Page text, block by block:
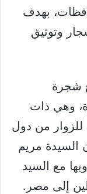
بهدف
وتوثيق
شجرة
وهي ذات
للزوار من دول
السيدة مريم
مع السيد
إلى مصر.